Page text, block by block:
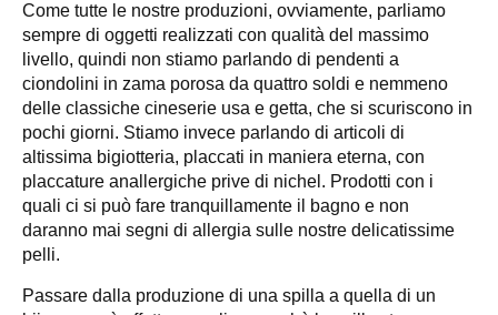
Come tutte le nostre produzioni, ovviamente, parliamo
sempre di oggetti realizzati con qualità del massimo
livello, quindi non stiamo parlando di pendenti a
ciondolini in zama porosa da quattro soldi e nemmeno
delle classiche cineserie usa e getta, che si scuriscono in
pochi giorni. Stiamo invece parlando di articoli di
altissima bigiotteria, placcati in maniera eterna, con
placcature anallergiche prive di nichel. Prodotti con i
quali ci si può fare tranquillamente il bagno e non
daranno mai segni di allergia sulle nostre delicatissime
pelli.
Passare dalla produzione di una spilla a quella di un